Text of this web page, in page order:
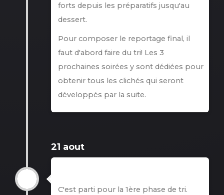
forts depuis les préparatifs jusqu'au
dessert.
Pour composer le reportage final, il
faut d'abord faire du tri! Les 3
prochaines soirées y sont dédiées pour
obtenir tous les clichés qui seront
développés par la suite.
21 aout
C'est parti pour la 1ère phase de tri.